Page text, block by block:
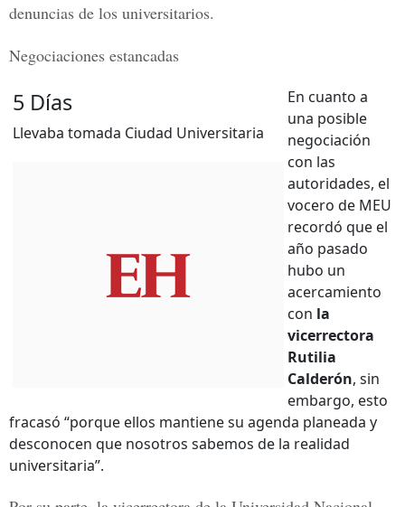
denuncias de los universitarios.
Negociaciones estancadas
5 Días
Llevaba tomada Ciudad Universitaria
En cuanto a
una posible
negociación
con las
autoridades, el
vocero de MEU
recordó que el
año pasado
hubo un
acercamiento
con la
vicerrectora
Rutilia
Calderón, sin
embargo, esto
fracasó “porque ellos mantiene su agenda planeada y
desconocen que nosotros sabemos de la realidad
universitaria”.